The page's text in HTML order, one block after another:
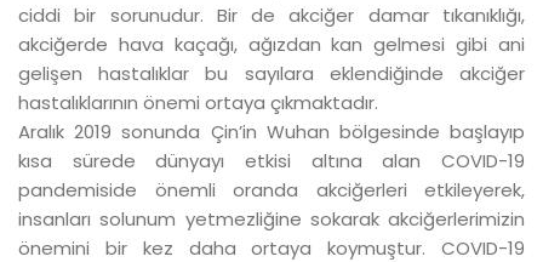
ciddi bir sorunudur. Bir de akciğer damar tıkanıklığı,
akciğerde hava kaçağı, ağızdan kan gelmesi gibi ani
gelişen hastalıklar bu sayılara eklendiğinde akciğer
hastalıklarının önemi ortaya çıkmaktadır.
Aralık 2019 sonunda Çin’in Wuhan bölgesinde başlayıp
kısa sürede dünyayı etkisi altına alan COVID-19
pandemiside önemli oranda akciğerleri etkileyerek,
insanları solunum yetmezliğine sokarak akciğerlerimizin
önemini bir kez daha ortaya koymuştur. COVID-19